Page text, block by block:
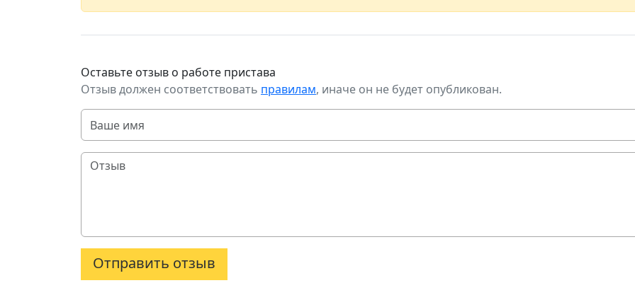
Оставьте отзыв о работе пристава
Отзыв должен соответствовать правилам, иначе он не будет опубликован.
Отправить отзыв